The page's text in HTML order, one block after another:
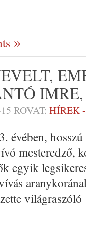
IMRE,
ROVAT: HÍREK
évében,
mesteredző,
egyik
világraszóló